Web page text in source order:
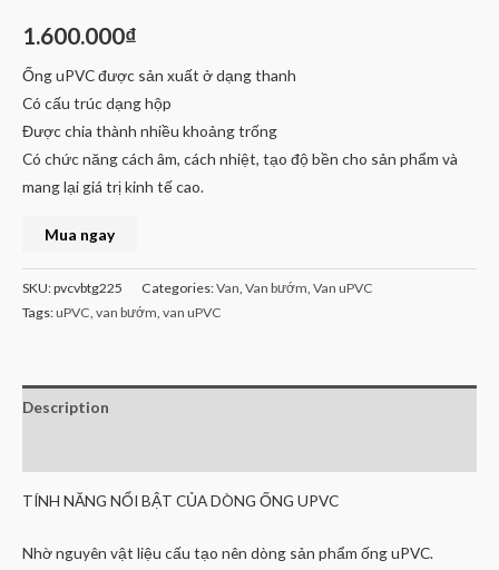
1.600.000₫
Ống uPVC được sản xuất ở dạng thanh
Có cấu trúc dạng hộp
Được chia thành nhiều khoảng trống
Có chức năng cách âm, cách nhiệt, tạo độ bền cho sản phẩm và
mang lại giá trị kinh tế cao.
Mua ngay
SKU:pvcvbtg225 Categories:Van Van bướm Van uPVC
Tags:uPVC van bướm van uPVC
Description
TÍNH NĂNG NỔI BẬT CỦA DÒNG ỐNG UPVC
Nhờ nguyên vật liệu cấu tạo nên dòng sản phẩm ống uPVC.